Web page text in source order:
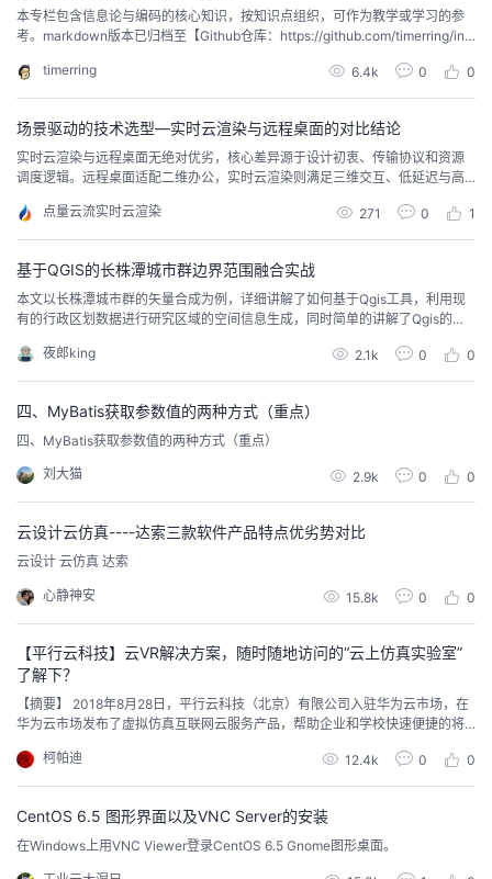
本专栏包含信息论与编码的核心知识，按知识点组织，可作为教学或学习的参
考。markdown版本已归档至【Github仓库：https://github.com/timerring/inf
假如某一信源 X\mathbf{X}X , 输出样值 xix_{i}xi​, xi∈{a1,a2,…an}x_{...
timerring 6.4k 0 0
场景驱动的技术选型—实时云渲染与远程桌面的对比结论
实时云渲染与远程桌面无绝对优劣，核心差异源于设计初衷、传输协议和资源
调度逻辑。远程桌面适配二维办公，实时云渲染则满足三维交互、低延迟与高
点量云流实时云渲染
271 0 1
基于QGIS的长株潭城市群边界范围融合实战
本文以长株潭城市群的矢量合成为例，详细讲解了如何基于Qgis工具，利用现
有的行政区划数据进行研究区域的空间信息生成，同时简单的讲解了Qgis的制
夜郎king
2.1k 0 0
四、MyBatis获取参数值的两种方式（重点）
四、MyBatis获取参数值的两种方式（重点）
刘大猫 2.9k 0 0
云设计云仿真----达索三款软件产品特点优劣势对比
云设计 云仿真 达索
心静神安 15.8k 0 0
【平行云科技】云VR解决方案，随时随地访问的“云上仿真实验室”
了解下？
【摘要】 2018年8月28日，平行云科技（北京）有限公司入驻华为云市场，在
华为云市场发布了虚拟仿真互联网云服务产品，帮助企业和学校快速便捷的将
客户提供“0搭建门槛、0运营投入、0维护成本”的轻量化仿真上云的解决方案与
服务。这款产品有哪些功能，又如何使用呢？一起来了解一下。
柯帕迪 12.4k 0 0
CentOS 6.5 图形界面以及VNC Server的安装
在Windows上用VNC Viewer登录CentOS 6.5 Gnome图形桌面。